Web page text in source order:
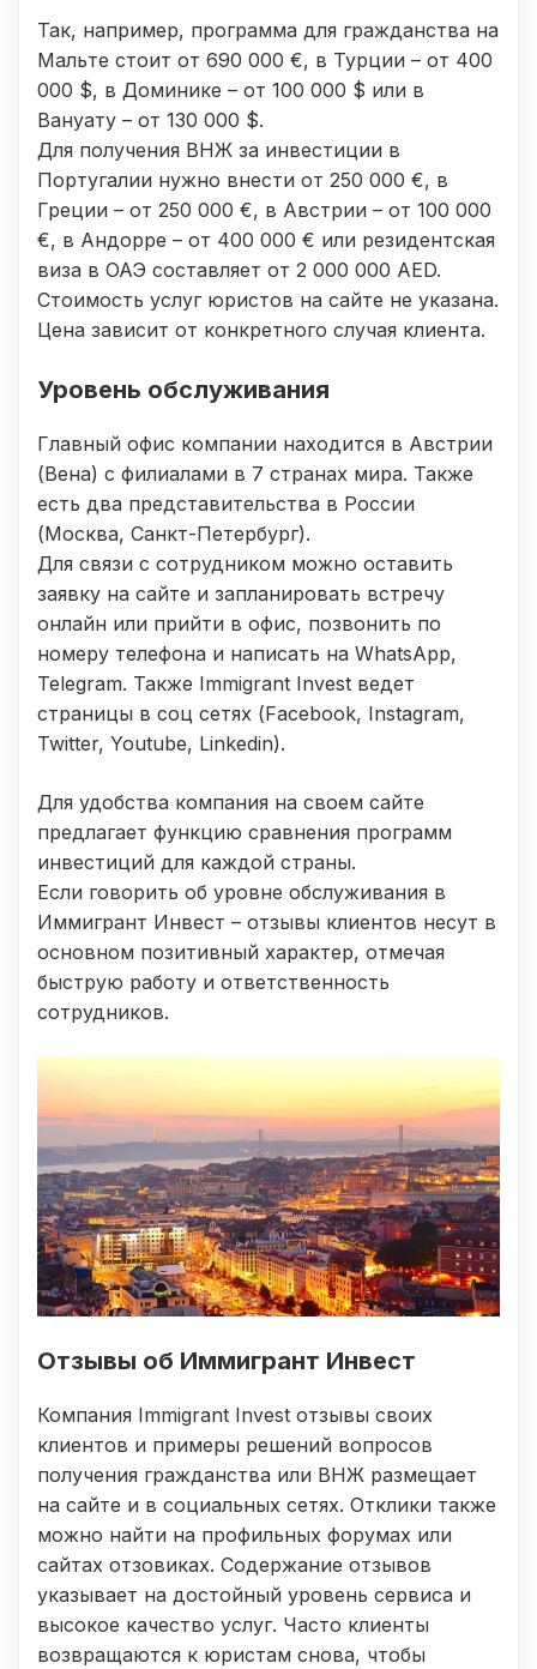
Так, например, программа для гражданства на
Мальте стоит от 690 000 €, в Турции – от 400
000 $, в Доминике – от 100 000 $ или в
Вануату – от 130 000 $.
Для получения ВНЖ за инвестиции в
Португалии нужно внести от 250 000 €, в
Греции – от 250 000 €, в Австрии – от 100 000
€, в Андорре – от 400 000 € или резидентская
виза в ОАЭ составляет от 2 000 000 AED.
Стоимость услуг юристов на сайте не указана.
Цена зависит от конкретного случая клиента.
Уровень обслуживания
Главный офис компании находится в Австрии
(Вена) с филиалами в 7 странах мира. Также
есть два представительства в России
(Москва, Санкт-Петербург).
Для связи с сотрудником можно оставить
заявку на сайте и запланировать встречу
онлайн или прийти в офис, позвонить по
номеру телефона и написать на WhatsApp,
Telegram. Также Immigrant Invest ведет
страницы в соц сетях (Facebook, Instagram,
Twitter, Youtube, Linkedin).
Для удобства компания на своем сайте
предлагает функцию сравнения программ
инвестиций для каждой страны.
Если говорить об уровне обслуживания в
Иммигрант Инвест – отзывы клиентов несут в
основном позитивный характер, отмечая
быструю работу и ответственность
сотрудников.
Отзывы об Иммигрант Инвест
Компания Immigrant Invest отзывы своих
клиентов и примеры решений вопросов
получения гражданства или ВНЖ размещает
на сайте и в социальных сетях. Отклики также
можно найти на профильных форумах или
сайтах отзовиках. Содержание отзывов
указывает на достойный уровень сервиса и
высокое качество услуг. Часто клиенты
возвращаются к юристам снова, чтобы